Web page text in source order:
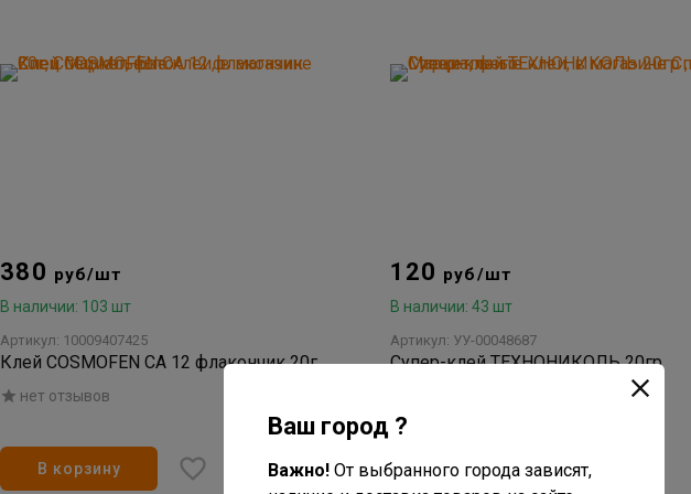
380 руб/шт
В наличии: 103 шт
Артикул: 10009407425
Клей COSMOFEN CA 12 флакончик 20г
нет отзывов
В корзину
120 руб/шт
В наличии: 43 шт
Артикул: УУ-00048687
Супер-клей ТЕХНОНИКОЛЬ 20гр
В корзину
Ваш город ?
Важно! От выбранного города зависят,